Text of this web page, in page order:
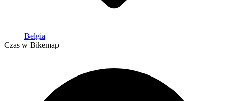
Belgia
Czas w Bikemap